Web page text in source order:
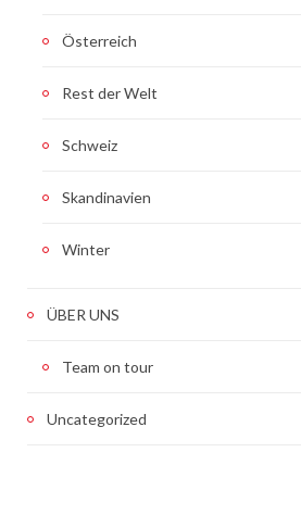
Österreich
Rest der Welt
Schweiz
Skandinavien
Winter
ÜBER UNS
Team on tour
Uncategorized